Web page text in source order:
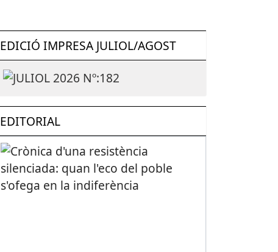
EDICIÓ IMPRESA JULIOL/AGOST
EDITORIAL